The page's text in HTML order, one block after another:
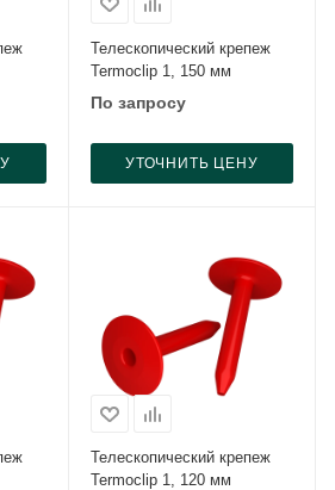
Телескопический крепеж
Termoclip 1, 150 мм
По запросу
УТОЧНИТЬ ЦЕНУ
Телескопический крепеж
Termoclip 1, 120 мм